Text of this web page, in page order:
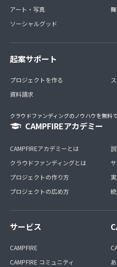
アート・写真
ソーシャルグッド
起案サポート
プロジェクトを作る
資料請求
クラウドファンディングのノウハウを無料
CAMPFIREアカデミー
CAMPFIREアカデミーとは
クラウドファンディングとは
プロジェクトの作り方
プロジェクトの広め方
サービス
CAMPFIRE
CAMPFIRE コミュニティ